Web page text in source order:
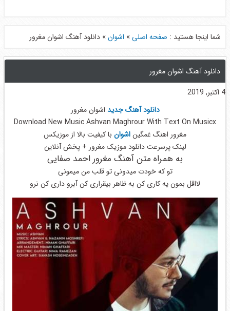
شما اینجا هستید : صفحه اصلی» اشوان» دانلود آهنگ اشوان مغرور
دانلود آهنگ اشوان مغرور
4 اکتبر, 2019
دانلود آهنگ جدید اشوان مغرور
Download New Music Ashvan Maghrour With Text On Musicx
مغرور اهنگ غمگیناشوانبا کیفیت بالا از موزیکس
لینک پرسرعت دانلود موزیک مغرور + پخش آنلاین
به همراه متن آهنگ مغرور احمد صفایی
تو که خودت میدونی تو قلب من میمونی
لااقل بمون یه کاری کن به ظاهر بیقراری کن آبرو داری کن نرو